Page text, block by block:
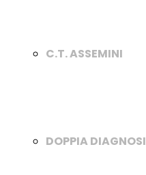
C.T. ASSEMINI
DOPPIA DIAGNOSI